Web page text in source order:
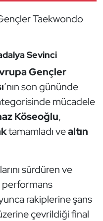
Taekwondo
Sevinci
Gençler
’nın son gününde
mücadele
Köseoğlu,
tamamladı vealtın
sürdüren ve
rakiplerine şans
çevrildiği final